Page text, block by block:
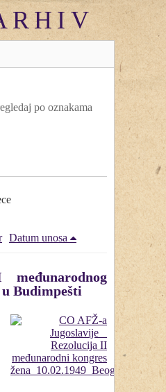
po oznakama
Datum unosa
u Budimpešti